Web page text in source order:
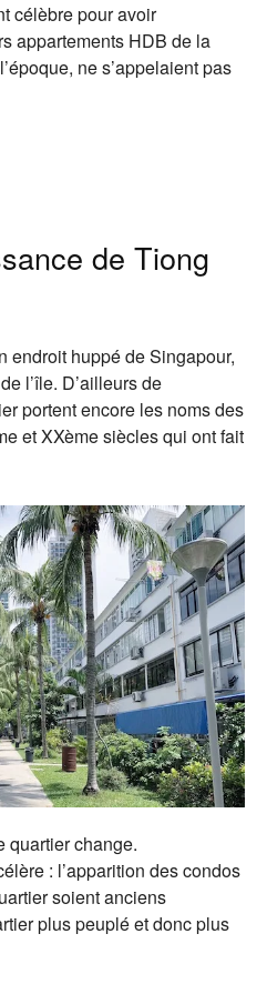
célèbre pour avoir
appartements HDB de la
ne s’appelaient pas
de Tiong
endroit huppé de Singapour,
l’île. D’ailleurs de
portent encore les noms des
et XXème siècles qui ont fait
quartier change.
: l’apparition des condos
soient anciens
plus peuplé et donc plus